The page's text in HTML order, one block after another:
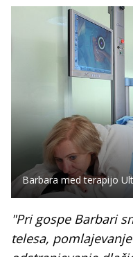
Barbara med terapijo
"Pri gospe Barbari
telesa,